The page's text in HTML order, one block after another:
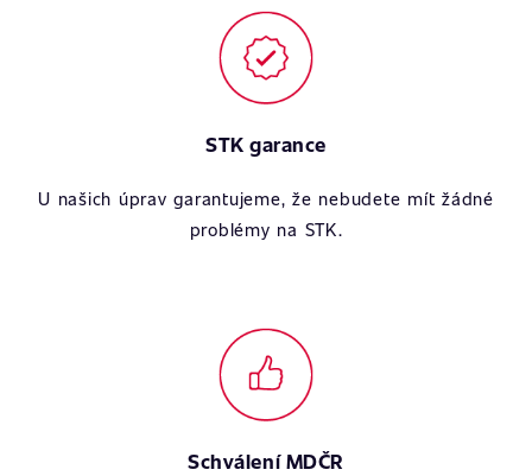
STK garance
U našich úprav garantujeme, že nebudete mít žádné
problémy na STK.
Schválení MDČR